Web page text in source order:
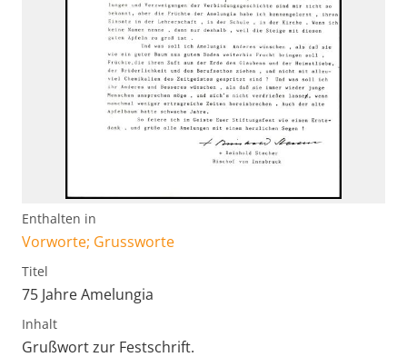
Enthalten in
Vorworte; Grussworte
Titel
75 Jahre Amelungia
Inhalt
Grußwort zur Festschrift.